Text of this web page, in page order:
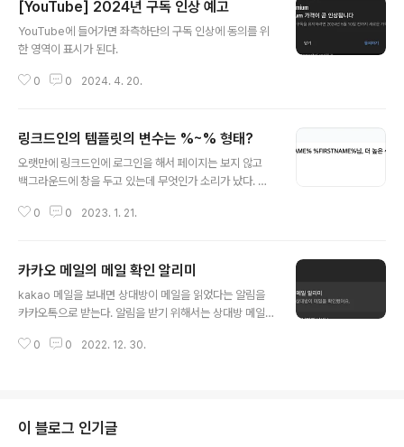
[YouTube] 2024년 구독 인상 예고
YouTube에 들어가면 좌측하단의 구독 인상에 동의를 위
한 영역이 표시가 된다.
0 0 2024. 4. 20.
링크드인의 템플릿의 변수는 %~% 형태?
오랫만에 링크드인에 로그인을 해서 페이지는 보지 않고
백그라운드에 창을 두고 있는데 무엇인가 소리가 났다. 아
과 이름이 제대로 렌더링 되지 않아서 변수가 그대로 드러
지를 보내는 것이 아닌 시스템이 보낼 수 있도록 무엇인가
가 동작한다고 생각했다.
0 0 2023. 1. 21.
카카오 메일의 메일 확인 알리미
kakao 메일을 보내면 상대방이 메일을 읽었다는 알림을
카카오톡으로 받는다. 알림을 받기 위해서는 상대방 메일
버나 카카오카카오 처럼 동일한 메일이 아니고 일반적인
감지가 가능할 것이다. 테스트를 해보았는데 메일이 그냥
발송만 되었는데 메일을 확인했다는 알람이 왔다. (버그?)
0 0 2022. 12. 30.
이 블로그 인기글